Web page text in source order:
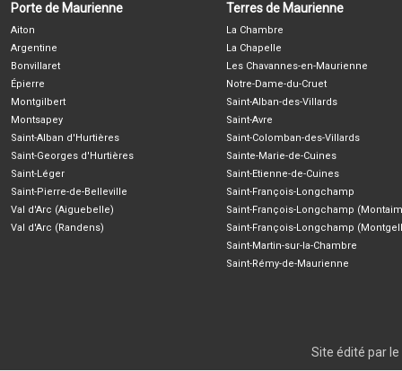
Porte de Maurienne
Aiton
Argentine
Bonvillaret
Épierre
Montgilbert
Montsapey
Saint-Alban d'Hurtières
Saint-Georges d'Hurtières
Saint-Léger
Saint-Pierre-de-Belleville
Val d'Arc (Aiguebelle)
Val d'Arc (Randens)
Terres de Maurienne
La Chambre
La Chapelle
Les Chavannes-en-Maurienne
Notre-Dame-du-Cruet
Saint-Alban-des-Villards
Saint-Avre
Saint-Colomban-des-Villards
Sainte-Marie-de-Cuines
Saint-Etienne-de-Cuines
Saint-François-Longchamp
Saint-François-Longchamp
Saint-François-Longchamp
Saint-Martin-sur-la-Chambre
Saint-Rémy-de-Maurienne
Site édité par